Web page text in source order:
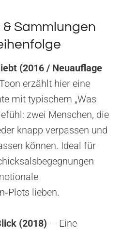
Sammlungen
(2016 / Neuauflage
erzählt hier eine
mit typischem „Was
zwei Menschen, die
knapp verpassen und
können. Ideal für
lieben.
(2018) — Eine